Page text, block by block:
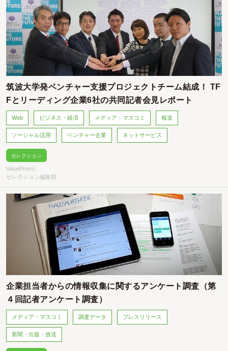
筑波大学発ベンチャー支援プロジェクトチーム結成！ TF
Fとリーディング企業6社の共同記者会見レポート
Web ビジネス・経済 メディア・マスコミ 報道
ソーシャル活用 ベンチャー企業 ネットサービス
セレクション
ValuePress!
セレクション編集部
企業担当者からの情報収集に関するアンケート調査（第
４回記者アンケート調査）
メディア・マスコミ 調査データ プレスリリース
新聞・出版・放送